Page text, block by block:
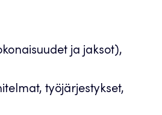
ja jaksot),
työjärjestykset,